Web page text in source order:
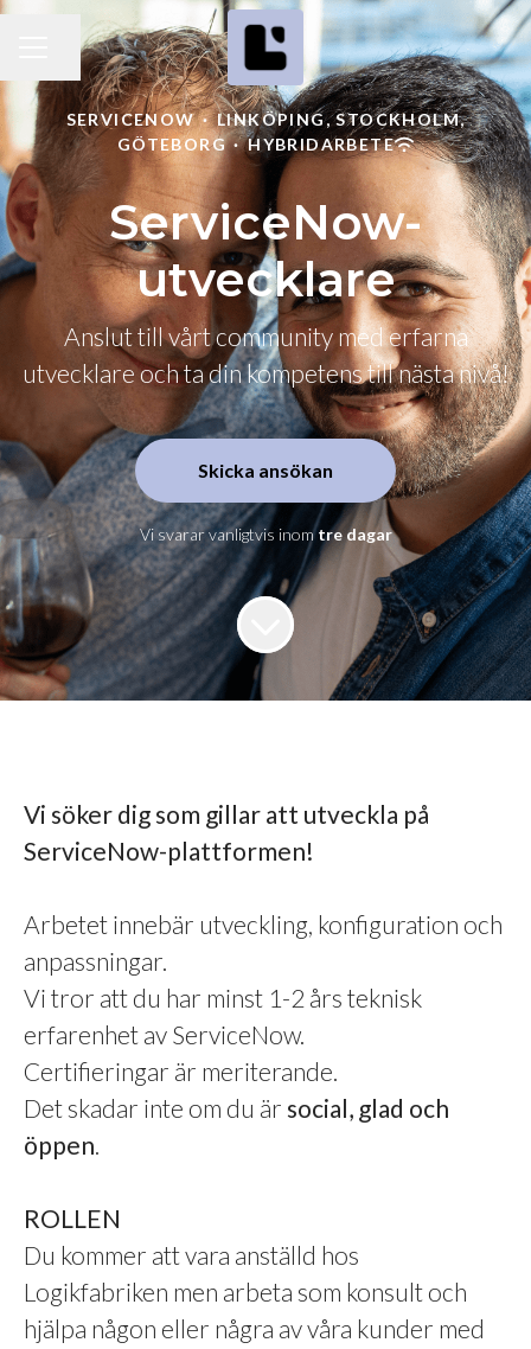
KARRIÄRMENY
Dela sidan
SERVICENOW · LINKÖPING, STOCKHOLM,
GÖTEBORG · HYBRIDARBETE
ServiceNow-
utvecklare
Anslut till vårt community med erfarna
utvecklare och ta din kompetens till nästa nivå!
Skicka ansökan
Vi svarar vanligtvis inomtre dagar
Vi söker dig som gillar att utveckla på
ServiceNow-plattformen!
Arbetet innebär utveckling, konfiguration och
anpassningar.
Vi tror att du har minst 1-2 års teknisk
erfarenhet av ServiceNow.
Certifieringar är meriterande.
Det skadar inte om du är social, glad och
öppen.
ROLLEN
Du kommer att vara anställd hos
Logikfabriken men arbeta som konsult och
hjälpa någon eller några av våra kunder med